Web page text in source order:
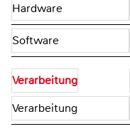
Hardware
Software
Verarbeitung
Verarbeitung